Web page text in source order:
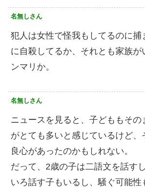
名無しさん
犯人は女性で怪我もしてるのに捕
に自殺してるか、それとも家族が
ンマリか。
名無しさん
ニュースを見ると、子どももその
がとても多いと感じているけど、
良心があったのかもしれない。
だって、2歳の子は二語文を話す
いろ話す子もいるし、騒ぐ可能性